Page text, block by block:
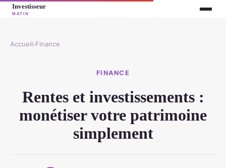
Accueil›Finance
FINANCE
Rentes et investissements :
monétiser votre patrimoine
simplement